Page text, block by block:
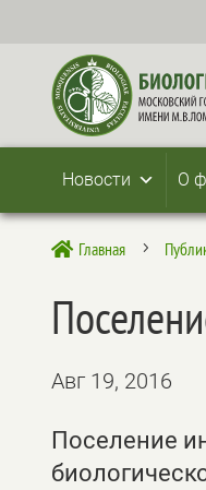
Новости О
 Главная 5
Авг 19, 2016
Поселение